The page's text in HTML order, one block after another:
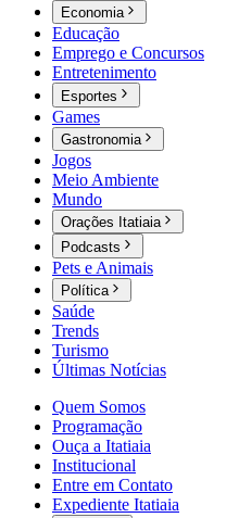
Economia
Educação
Emprego e Concursos
Entretenimento
Esportes
Games
Gastronomia
Jogos
Meio Ambiente
Mundo
Orações Itatiaia
Podcasts
Pets e Animais
Política
Saúde
Trends
Turismo
Últimas Notícias
Quem Somos
Programação
Ouça a Itatiaia
Institucional
Entre em Contato
Expediente Itatiaia